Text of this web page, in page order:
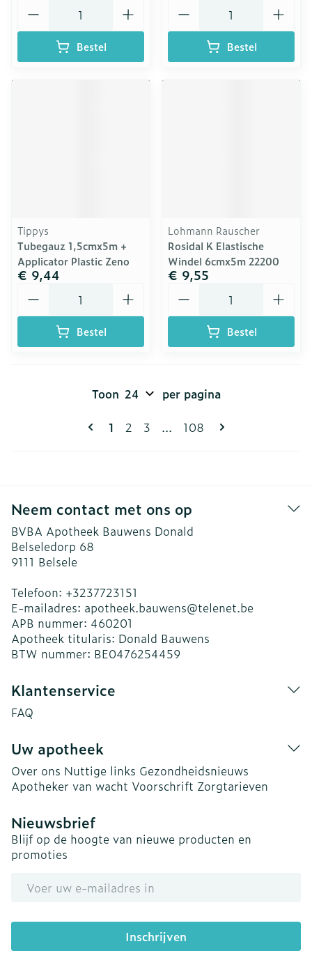
Bestel Bestel
Tippys
Tubegauz 1,5cmx5m +
Applicator Plastic Zeno
€ 9,44
Bestel
Lohmann Rauscher
Rosidal K Elastische
Windel 6cmx5m 22200
€ 9,55
Bestel
Pagina's
U lees momenteel pagina
1 Pagina
2 Pagina
3 ... Pagina
108
Toon per pagina
Neem contact met ons op
BVBA Apotheek Bauwens Donald
Belseledorp 68
9111 Belsele
Telefoon: +3237723151
E-mailadres: apotheek.bauwens@telenet.be
APB nummer: 460201
Apotheek titularis: Donald Bauwens
BTW nummer: BE0476254459
Klantenservice
FAQ
Uw apotheek
Over ons Nuttige links Gezondheidsnieuws
Apotheker van wacht Voorschrift Zorgtarieven
Nieuwsbrief
Blijf op de hoogte van nieuwe producten en
promoties
Inschrijven